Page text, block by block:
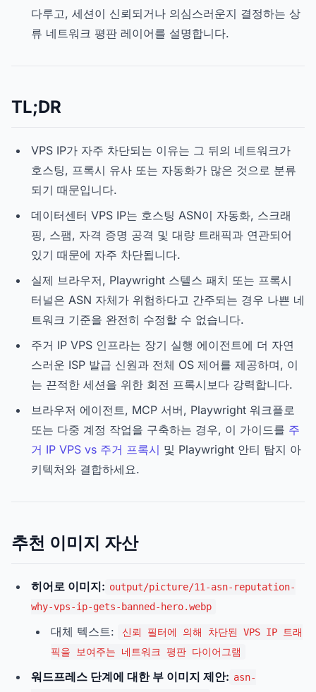
다루고, 세션이 신뢰되거나 의심스러운지 결정하는 상
류 네트워크 평판 레이어를 설명합니다.
TL;DR
VPS IP가 자주 차단되는 이유는 그 뒤의 네트워크가
호스팅, 프록시 유사 또는 자동화가 많은 것으로 분류
되기 때문입니다.
데이터센터 VPS IP는 호스팅 ASN이 자동화, 스크래
핑, 스팸, 자격 증명 공격 및 대량 트래픽과 연관되어
있기 때문에 자주 차단됩니다.
실제 브라우저, Playwright 스텔스 패치 또는 프록시
터널은 ASN 자체가 위험하다고 간주되는 경우 나쁜 네
트워크 기준을 완전히 수정할 수 없습니다.
주거 IP VPS 인프라는 장기 실행 에이전트에 더 자연
스러운 ISP 발급 신원과 전체 OS 제어를 제공하며, 이
는 끈적한 세션을 위한 회전 프록시보다 강력합니다.
브라우저 에이전트, MCP 서버, Playwright 워크플로
또는 다중 계정 작업을 구축하는 경우, 이 가이드를 주
거 IP VPS vs 주거 프록시 및 Playwright 안티 탐지 아
키텍처와 결합하세요.
추천 이미지 자산
히어로 이미지: output/picture/11-asn-reputation-
why-vps-ip-gets-banned-hero.webp
대체 텍스트:
신뢰 필터에 의해 차단된 VPS IP 트래
픽을 보여주는 네트워크 평판 다이어그램
워드프레스 단계에 대한 부 이미지 제안: asn-